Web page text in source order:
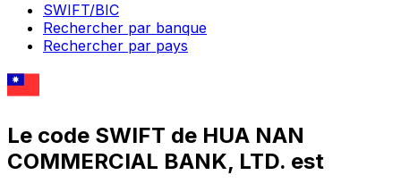
SWIFT/BIC
Rechercher par banque
Rechercher par pays
Le code SWIFT de HUA NAN
COMMERCIAL BANK, LTD. est